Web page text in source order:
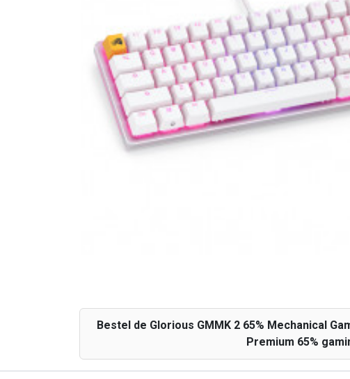
Bestel de Glorious GMMK 2 65% Mechanical
Premium 65%